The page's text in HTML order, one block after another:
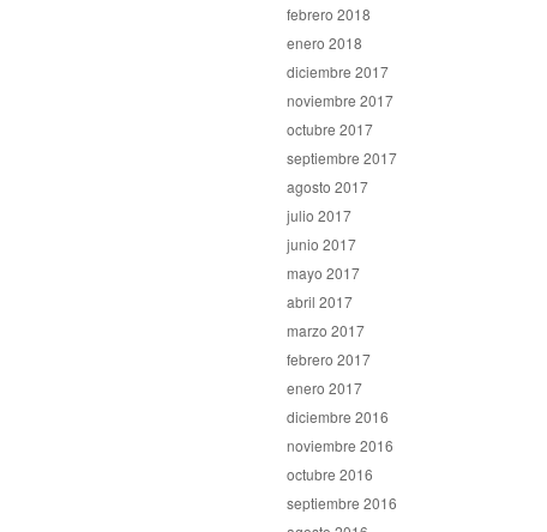
febrero 2018
enero 2018
diciembre 2017
noviembre 2017
octubre 2017
septiembre 2017
agosto 2017
julio 2017
junio 2017
mayo 2017
abril 2017
marzo 2017
febrero 2017
enero 2017
diciembre 2016
noviembre 2016
octubre 2016
septiembre 2016